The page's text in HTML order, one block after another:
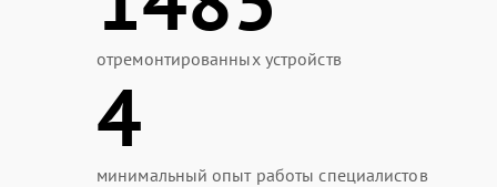
отремонтированных устройств
4
минимальный опыт работы специалистов